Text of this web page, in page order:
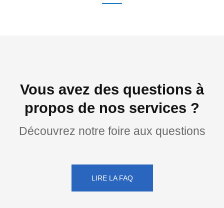
Vous avez des questions à
propos de nos services ?
Découvrez notre foire aux questions
LIRE LA FAQ